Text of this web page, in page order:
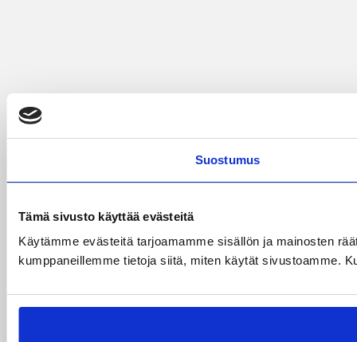
Suostumus
Tämä sivusto käyttää evästeitä
Käytämme evästeitä tarjoamamme sisällön ja mainosten
kumppaneillemme tietoja siitä, miten käytät sivustoamme.